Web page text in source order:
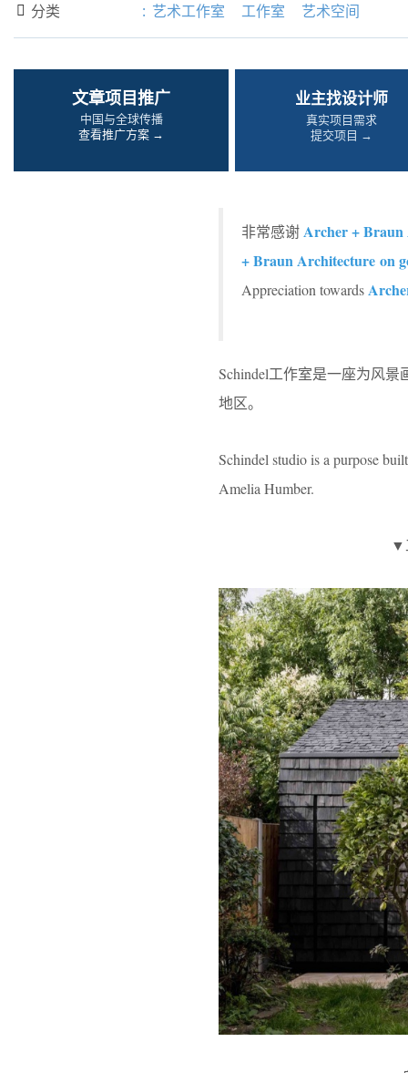
 分类 : 艺术工作室 工作室 艺术空间
文章项目推广
中国与全球传播
查看推广方案 →
业主找设计师
真实项目需求
提交项目 →
非常感谢Archer +
+ Braun Architecture on
Appreciation towards
Schindel工作室是一座为风景
地区。
Schindel studio is a purpose
Amelia Humber.
▼